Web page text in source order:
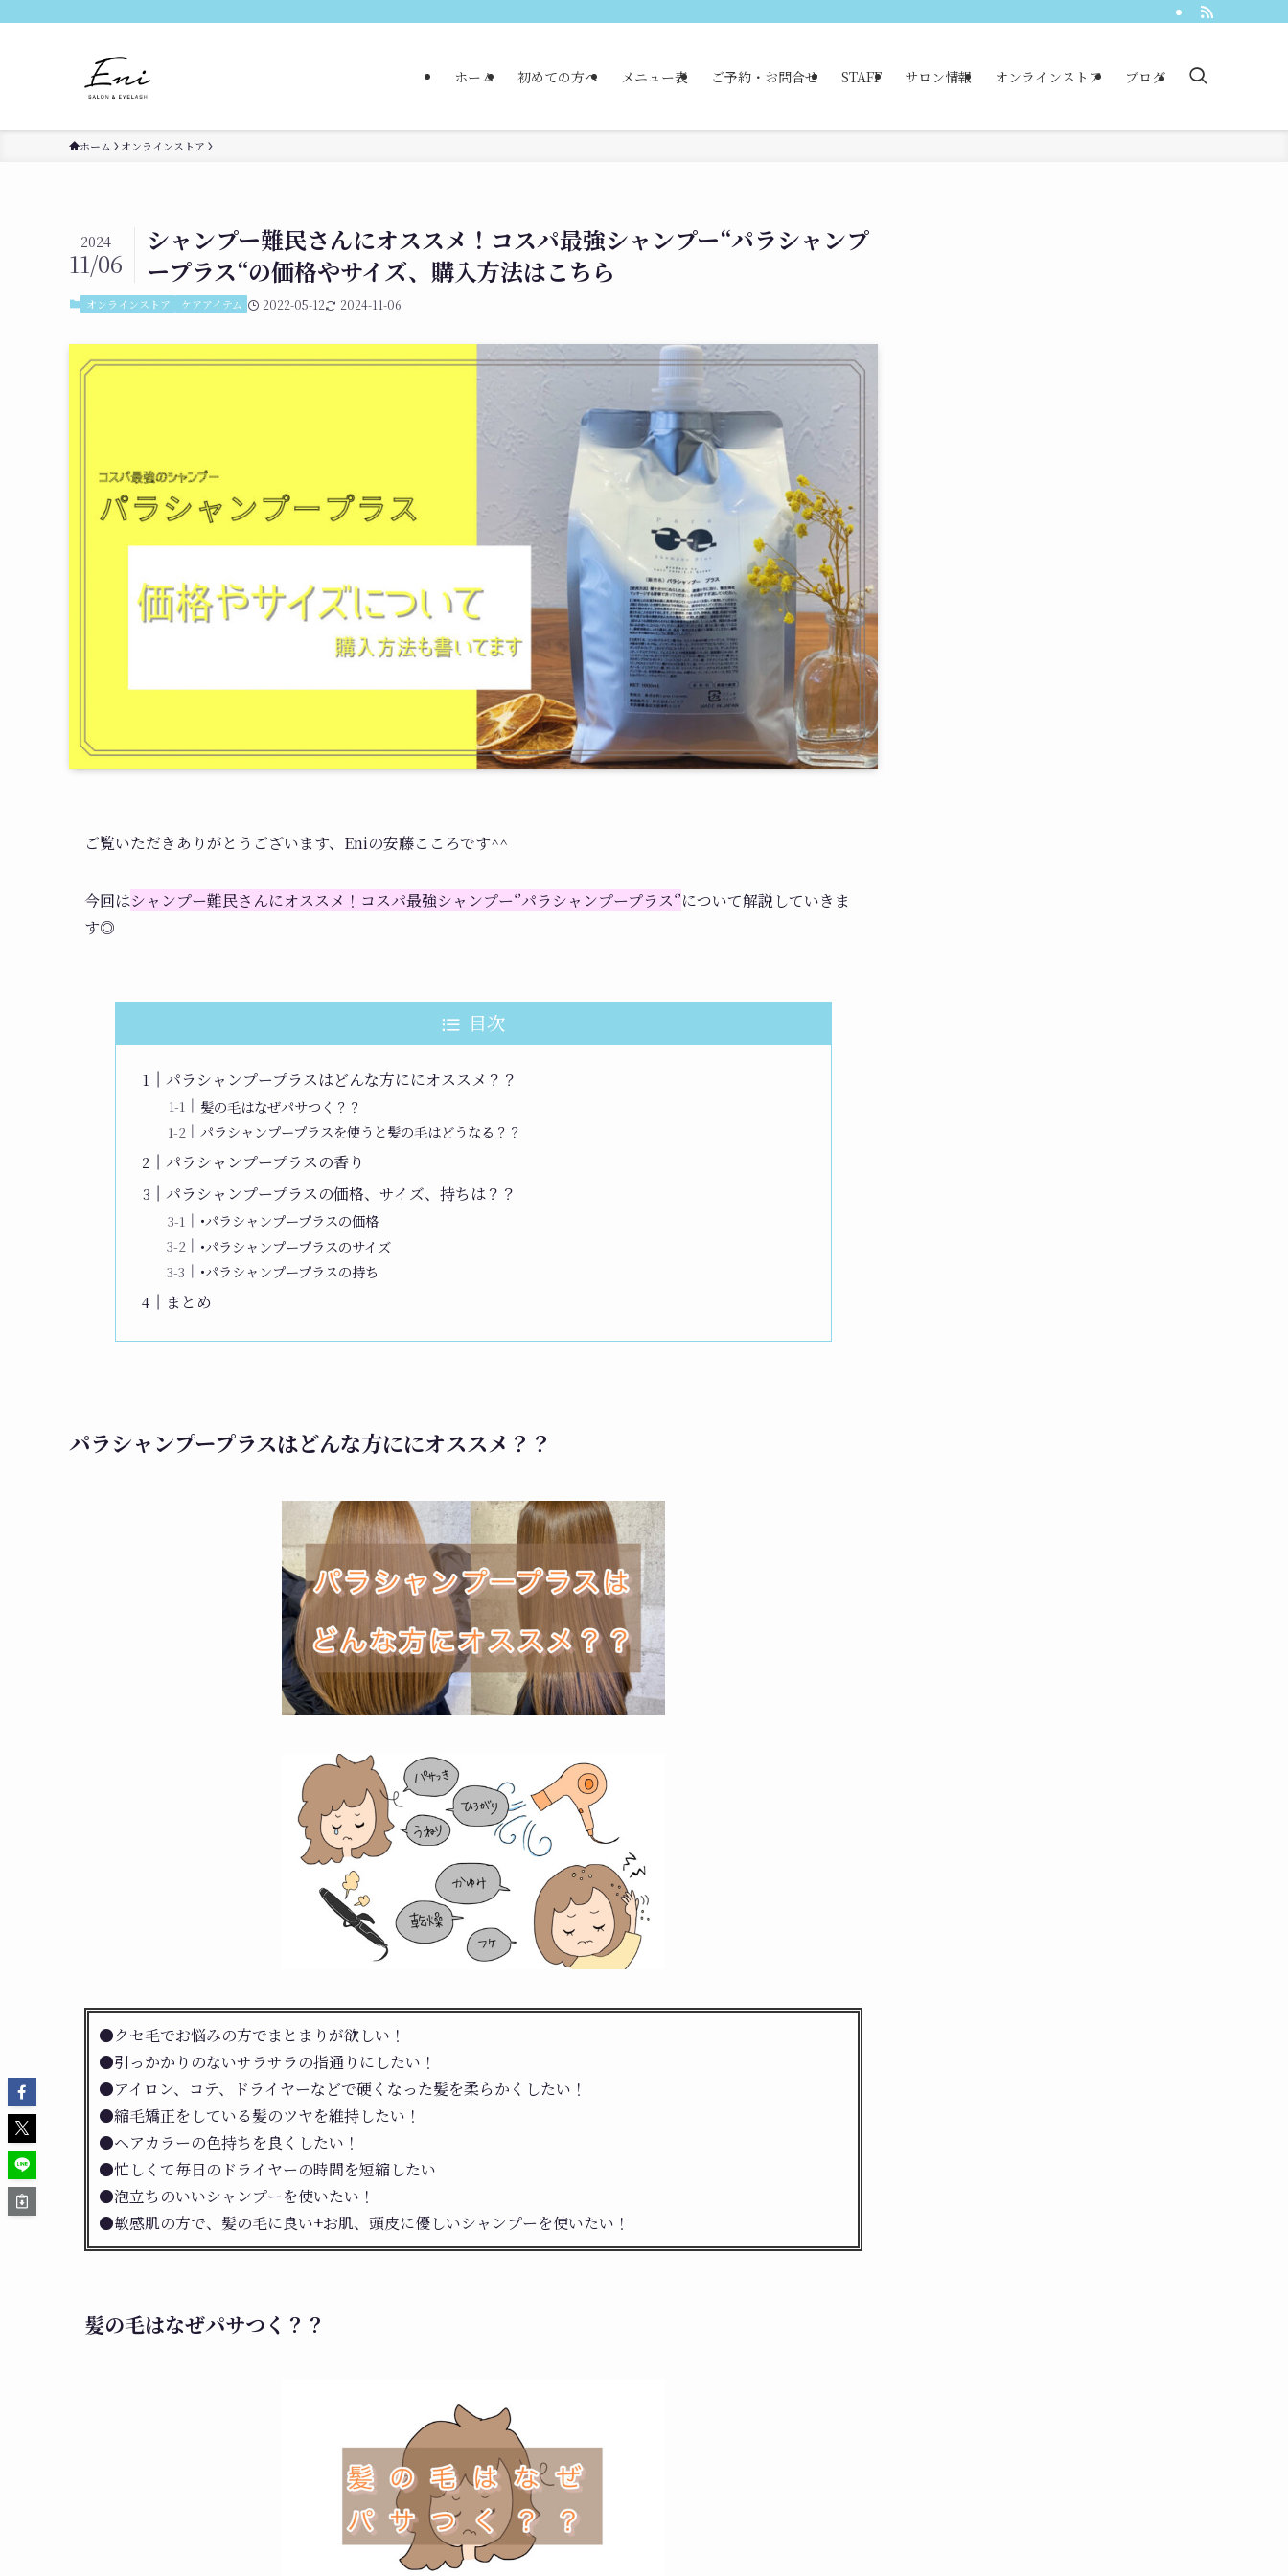
ホーム 初めての方へ メニュー表 ご予約・お問合せ STAFF サロン情報 オンラインストア ブログ
ホーム オンラインストア
シャンプー難民さんにオススメ！コスパ最強シャンプー“パラシャンプ
ープラス“の価格やサイズ、購入方法はこちら
2024
11/06
オンラインストア ケアアイテム 2022-05-12 2024-11-06
ご覧いただきありがとうございます、Eniの安藤こころです^^
今回はシャンプー難民さんにオススメ！コスパ最強シャンプー‘’パラシャンプープラス‘’について解説していきま
す◎
目次
パラシャンプープラスはどんな方ににオススメ？？
髪の毛はなぜパサつく？？
パラシャンプープラスを使うと髪の毛はどうなる？？
パラシャンプープラスの香り
パラシャンプープラスの価格、サイズ、持ちは？？
•パラシャンプープラスの価格
•パラシャンプープラスのサイズ
•パラシャンプープラスの持ち
まとめ
パラシャンプープラスはどんな方ににオススメ？？
●クセ毛でお悩みの方でまとまりが欲しい！
●引っかかりのないサラサラの指通りにしたい！
●アイロン、コテ、ドライヤーなどで硬くなった髪を柔らかくしたい！
●縮毛矯正をしている髪のツヤを維持したい！
●ヘアカラーの色持ちを良くしたい！
●忙しくて毎日のドライヤーの時間を短縮したい
●泡立ちのいいシャンプーを使いたい！
●敏感肌の方で、髪の毛に良い+お肌、頭皮に優しいシャンプーを使いたい！
髪の毛はなぜパサつく？？